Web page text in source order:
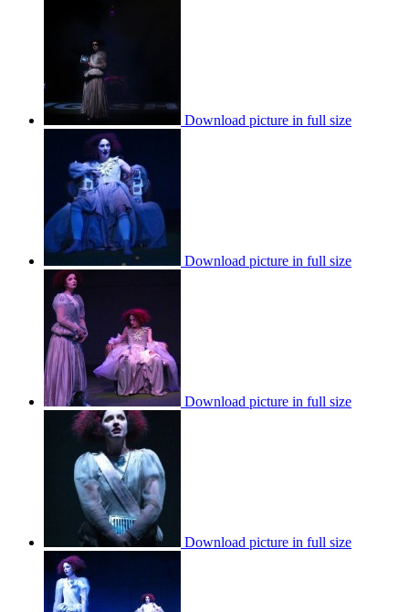
Download picture in full size
Download picture in full size
Download picture in full size
Download picture in full size